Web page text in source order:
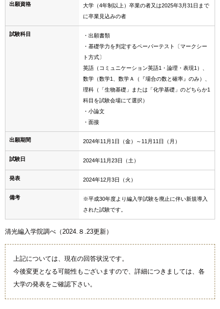
出願資格
大学（4年制以上）卒業の者又は2025年3月31日まで
に卒業見込みの者
試験科目
・出願書類
・基礎学力を判定するペーパーテスト〔マークシー
ト方式〕
英語（コミュニケーション英語1・論理・表現1）、
数学（数学1、数学Ａ（『場合の数と確率』のみ）、
理科（「生物基礎」または「化学基礎」のどちらか1
科目を試験会場にて選択）
・小論文
・面接
出願期間 2024年11月1日（金）～11月11日（月）
試験日 2024年11月23日（土）
発表 2024年12月3日（火）
備考
※平成30年度より編入学試験を廃止に伴い新規導入
された試験です。
清光編入学院調べ（2024.８.23更新）
上記については、現在の回答状況です。
今後変更となる可能性もございますので、詳細につきましては、各
大学の発表をご確認下さい。